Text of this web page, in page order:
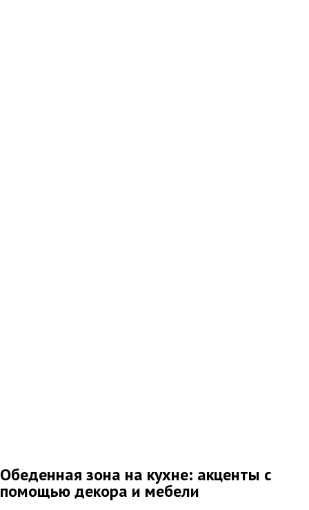
Обеденная зона на кухне: акценты с
помощью декора и мебели